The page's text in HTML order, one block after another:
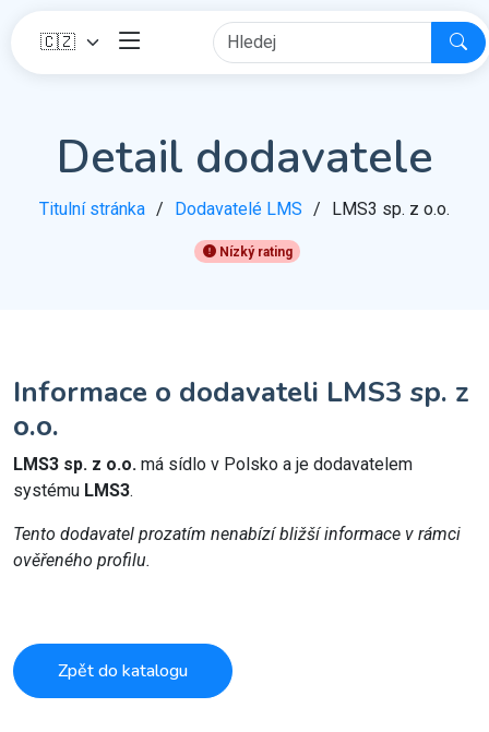
Detail dodavatele
Titulní stránka Dodavatelé LMS LMS3 sp. z o.o.
Nízký rating
Informace o dodavateli LMS3 sp. z
o.o.
LMS3 sp. z o.o. má sídlo v Polsko a je dodavatelem
systému LMS3.
Tento dodavatel prozatím nenabízí bližší informace v rámci
ověřeného profilu.
Zpět do katalogu